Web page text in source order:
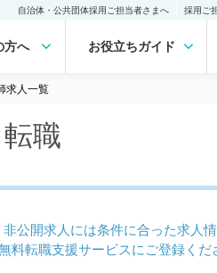
自治体・公共団体採用ご担当者さまへ 採用ご
方へ お役立ちガイド
求人一覧
職
公開求人には条件に合った求人
料転職支援サービスにご登録くだ